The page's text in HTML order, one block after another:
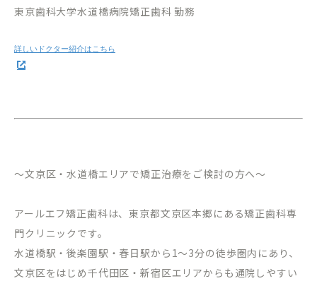
東京歯科大学水道橋病院矯正歯科 勤務
～文京区・水道橋エリアで矯正治療をご検討の方へ～
アールエフ矯正歯科は、東京都文京区本郷にある矯正歯科専
門クリニックです。
水道橋駅・後楽園駅・春日駅から 1～3分の徒歩圏内にあり、
文京区をはじめ千代田区・新宿区エリアからも通院しやすい